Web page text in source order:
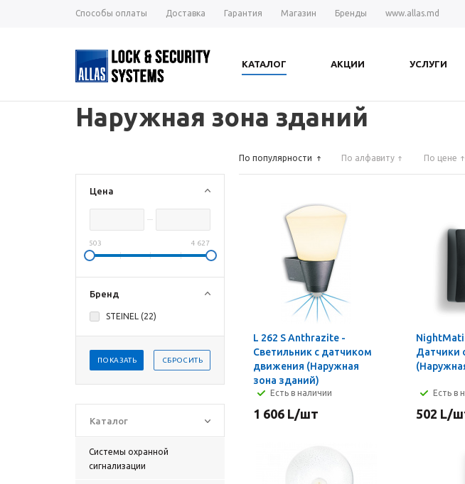
Способы оплаты Доставка Гарантия Магазин Бренды www.allas.md
КАТАЛОГ АКЦИИ УСЛУГИ
Наружная зона зданий
Цена
503 4 627
Бренд
STEINEL (22)
ПОКАЗАТЬ СБРОСИТЬ
Каталог
Системы охранной
сигнализации
По популярности По алфавиту По цене
L 262 S Anthrazite -
Светильник с датчиком
движения (Наружная
зона зданий)
Есть в наличии
1 606 L/шт
Датчики
Есть в
502 L/